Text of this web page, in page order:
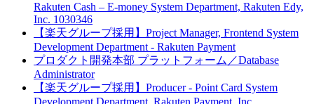
Rakuten Cash – E-money System Department, Rakuten Edy,
Inc. 1030346
【楽天グループ採用】Project Manager, Frontend System
Development Department - Rakuten Payment
プロダクト開発本部 プラットフォーム／Database
Administrator
【楽天グループ採用】Producer - Point Card System